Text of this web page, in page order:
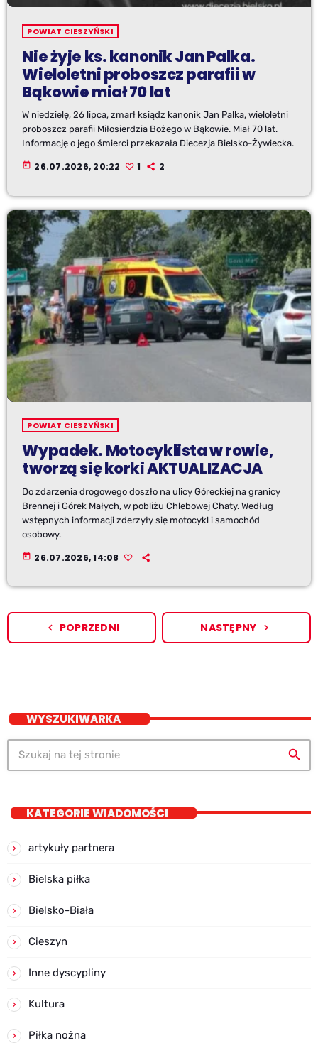
POWIAT CIESZYŃSKI
Nie żyje ks. kanonik Jan Palka.
Wieloletni proboszcz parafii w
Bąkowie miał 70 lat
W niedzielę, 26 lipca, zmarł ksiądz kanonik Jan Palka, wieloletni
proboszcz parafii Miłosierdzia Bożego w Bąkowie. Miał 70 lat.
Informację o jego śmierci przekazała Diecezja Bielsko-Żywiecka.
today 26.07.2026, 20:22 1 2
POWIAT CIESZYŃSKI
Wypadek. Motocyklista w rowie,
tworzą się korki AKTUALIZACJA
Do zdarzenia drogowego doszło na ulicy Góreckiej na granicy
Brennej i Górek Małych, w pobliżu Chlebowej Chaty. Według
wstępnych informacji zderzyły się motocykl i samochód
osobowy.
today 26.07.2026, 14:08
navigate_before POPRZEDNI NASTĘPNY navigate_next
WYSZUKIWARKA
search
KATEGORIE WIADOMOŚCI
artykuły partnera
Bielska piłka
Bielsko-Biała
Cieszyn
Inne dyscypliny
Kultura
Piłka nożna